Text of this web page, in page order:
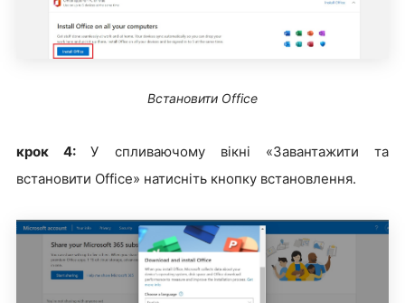
Встановити Office
крок 4:У спливаючому вікні «Завантажити та
встановити Office» натисніть кнопку встановлення.